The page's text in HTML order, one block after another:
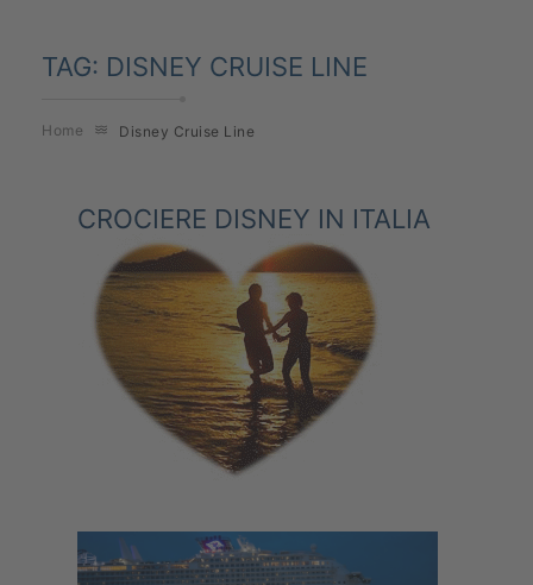
TAG: DISNEY CRUISE LINE
Home Disney Cruise Line
CROCIERE DISNEY IN ITALIA